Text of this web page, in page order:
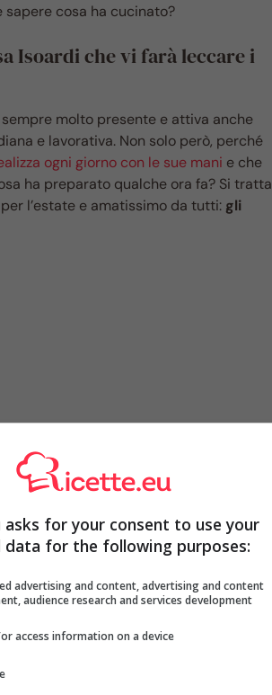
sapere cosa ha cucinato?
Isoardi che vi farà leccare i
molto presente e attiva anche
e lavorativa. Non solo però, perché
ogni giorno con le sue mani e che
ha preparato qualche ora fa? Si tratta
l’estate e amatissimo da tutti: gli
for your consent to use your
data for the following purposes:
advertising and content, advertising and content
audience research and services development
access information on a device